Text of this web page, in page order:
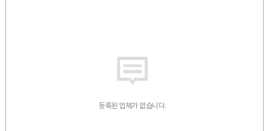
등록된 업체가 없습니다.